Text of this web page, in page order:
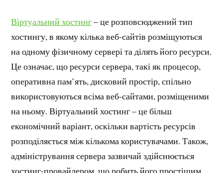
Віртуальний хостинг– це розповсюджений тип
хостингу, в якому кілька веб-сайтів розміщуються
на одному фізичному сервері та ділять його ресурси.
Це означає, що ресурси сервера, такі як процесор,
оперативна пам’ять, дисковий простір, спільно
використовуються всіма веб-сайтами, розміщеними
на ньому. Віртуальний хостинг – це більш
економічний варіант, оскільки вартість ресурсів
розподіляється між кількома користувачами. Також,
адміністрування сервера зазвичай здійснюється
хостинг-провайдером, що робить його простішим